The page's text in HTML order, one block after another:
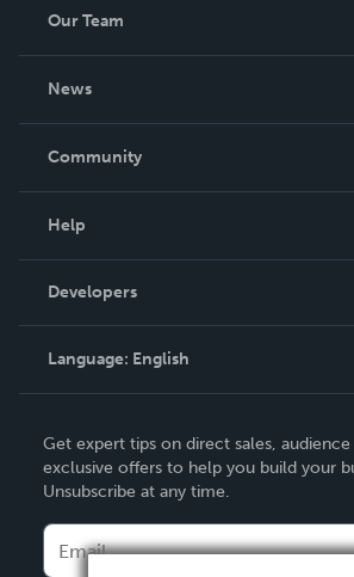
Our Team
News
In The News
Community
Podcast
Help
Order Lookup
Knowledge Base
Contact Support
Developers
Language: English
Deutsch
Français
Get expert tips on direct sales,
exclusive offers to help you build your
Unsubscribe at any time.